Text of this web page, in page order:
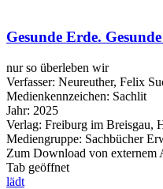
Gesunde Erde.
nur so überleben wir
Verfasser: Neureuther, Felix
Medienkennzeichen: Sachlit
Jahr: 2025
Verlag: Freiburg im Breisgau,
Mediengruppe: Sachbücher
Zum Download von externem
Tab geöffnet
lädt